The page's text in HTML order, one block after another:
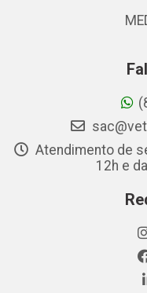
Atendimento de
12h e